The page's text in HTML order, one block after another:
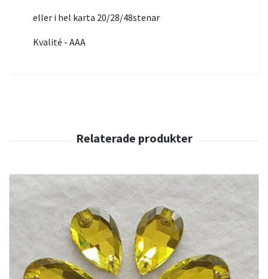
eller i hel karta 20/28/48stenar
Kvalité - AAA